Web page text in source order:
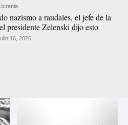
nazismo a raudales, el jefe de la
presidente Zelenski dijo esto
16, 2026